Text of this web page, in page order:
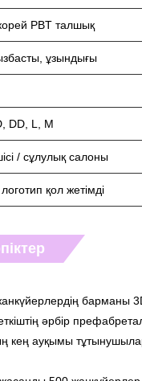
PBT талшық
ұзындығы
DD, L, M
/ сұлулық салоны
қол жетімді
әрбір
ауқымы